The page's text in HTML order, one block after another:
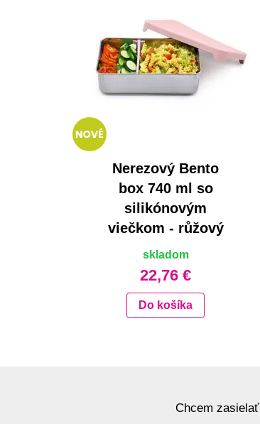
Nerezový Bento
box 740 ml so
silikónovým
viečkom - růžový
skladom
22,76 €
Do košíka
Chcem zasielať